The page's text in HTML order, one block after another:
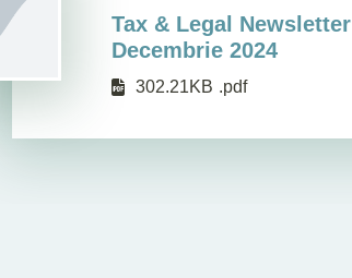
Tax & Legal Newsletter
Decembrie 2024
302.21KB .pdf